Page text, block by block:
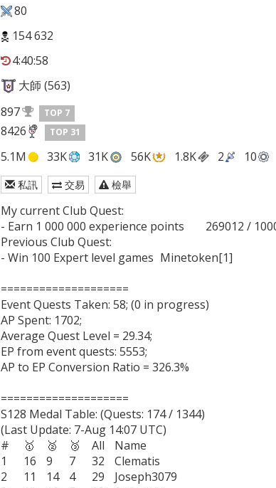
80
154 632
4:40:58
大師 (563)
897 TOP 7
8426 TOP 31
5.1M 33K 31K 56K 1.8K 2 10
私訊 交易 檢舉
My current Club Quest:
- Earn 1 000 000 experience points	269012 / 1000000
Previous Club Quest:
- Win 100 Expert level games	Minetoken[1]
====================
Event Quests Taken: 58; (0 in progress)
AP Spent: 1702;
Average Quest Level = 29.34;
EP from event quests: 5553;
AP to EP Conversion Ratio = 326.3%
====================
S128 Medal Table: (Quests: 174 / 1344)
(Last Update: 7-Aug 14:07 UTC)
#	🥇	🥈	🥉	All	Name
1	16	9	7	32	Clematis
2	11	14	4	29	Joseph3079